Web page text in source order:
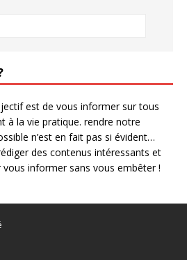
est de vous informer sur tous
à la vie pratique. rendre notre
n’est en fait pas si évident…
des contenus intéressants et
informer sans vous embêter !